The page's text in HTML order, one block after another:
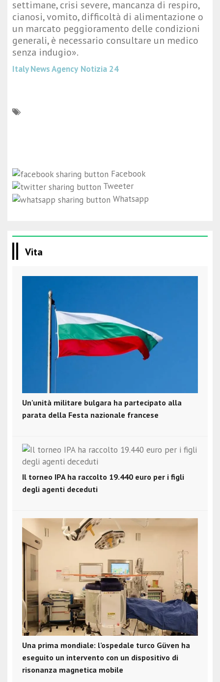
settimane, crisi severe, mancanza di respiro,
cianosi, vomito, difficoltà di alimentazione o
un marcato peggioramento delle condizioni
generali, è necessario consultare un medico
senza indugio».
Italy News Agency Notizia 24
Facebook
Tweeter
Whatsapp
Vita
Un'unità militare bulgara ha partecipato alla
parata della Festa nazionale francese
Il torneo IPA ha raccolto 19.440 euro per i figli
degli agenti deceduti
Una prima mondiale: l’ospedale turco Güven ha
eseguito un intervento con un dispositivo di
risonanza magnetica mobile